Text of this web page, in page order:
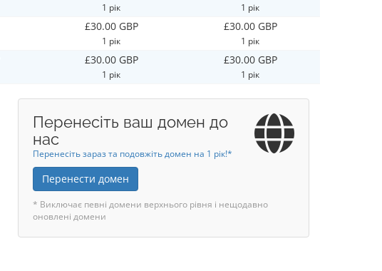
1 рік 1 рік
£30.00 GBP
1 рік
£30.00 GBP
1 рік
£30.00 GBP
1 рік
£30.00 GBP
1 рік
Перенесіть ваш домен до
нас
Перенесіть зараз та подовжіть домен на 1 рік!*
Перенести домен
* Виключає певні домени верхнього рівня і нещодавно
оновлені домени